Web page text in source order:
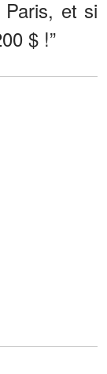
et si
$ !”